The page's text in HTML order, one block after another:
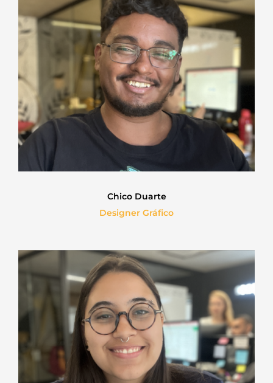
Chico Duarte
Designer Gráfico